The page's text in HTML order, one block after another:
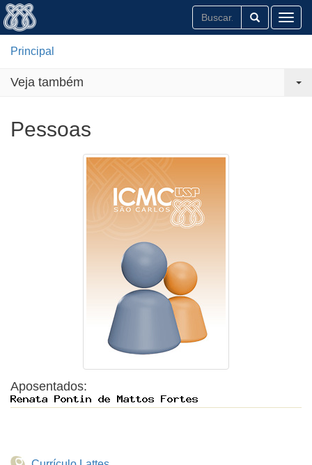
Principal
Veja também
Pessoas
Aposentados: